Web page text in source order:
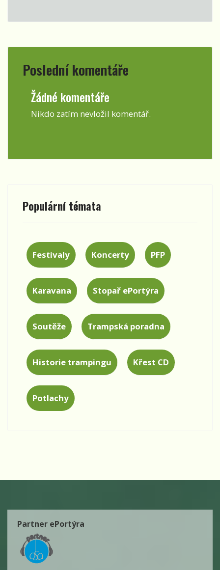
Poslední komentáře
Žádné komentáře
Nikdo zatím nevložil komentář.
Populární témata
Festivaly Koncerty PFP
Karavana Stopař ePortýra
Soutěže Trampská poradna
Historie trampingu Křest CD
Potlachy
Partner ePortýra